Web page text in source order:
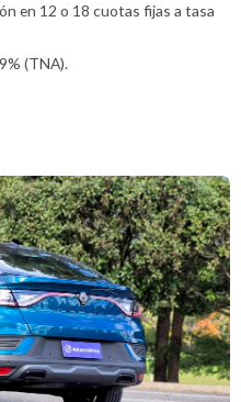
en 12 o 18 cuotas fijas a tasa
(TNA).